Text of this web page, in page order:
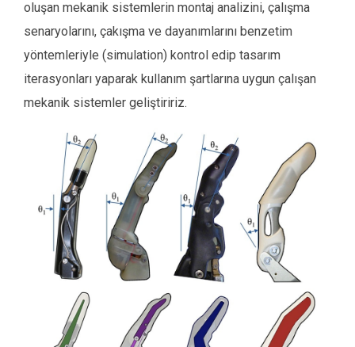
oluşan mekanik sistemlerin montaj analizini, çalışma
senaryolarını, çakışma ve dayanımlarını benzetim
yöntemleriyle (simulation) kontrol edip tasarım
iterasyonları yaparak kullanım şartlarına uygun çalışan
mekanik sistemler geliştiririz.